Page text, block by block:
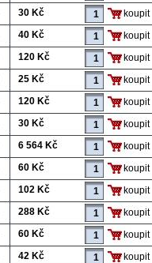
30 Kč
koupit
40 Kč
koupit
120 Kč
koupit
25 Kč
koupit
120 Kč
koupit
30 Kč
koupit
6 564 Kč
koupit
60 Kč
koupit
102 Kč
koupit
288 Kč
koupit
60 Kč
koupit
42 Kč
koupit